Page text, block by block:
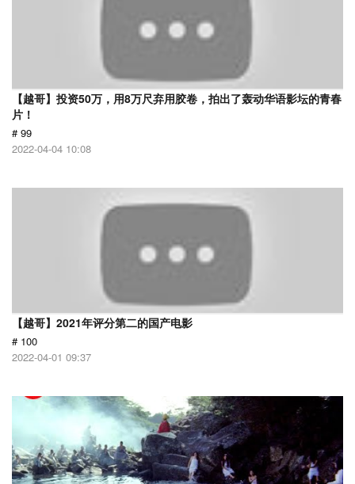
【越哥】投资50万，用8万尺弃用胶卷，拍出了轰动华语影坛的青春
片！
# 99
2022-04-04 10:08
【越哥】2021年评分第二的国产电影
# 100
2022-04-01 09:37